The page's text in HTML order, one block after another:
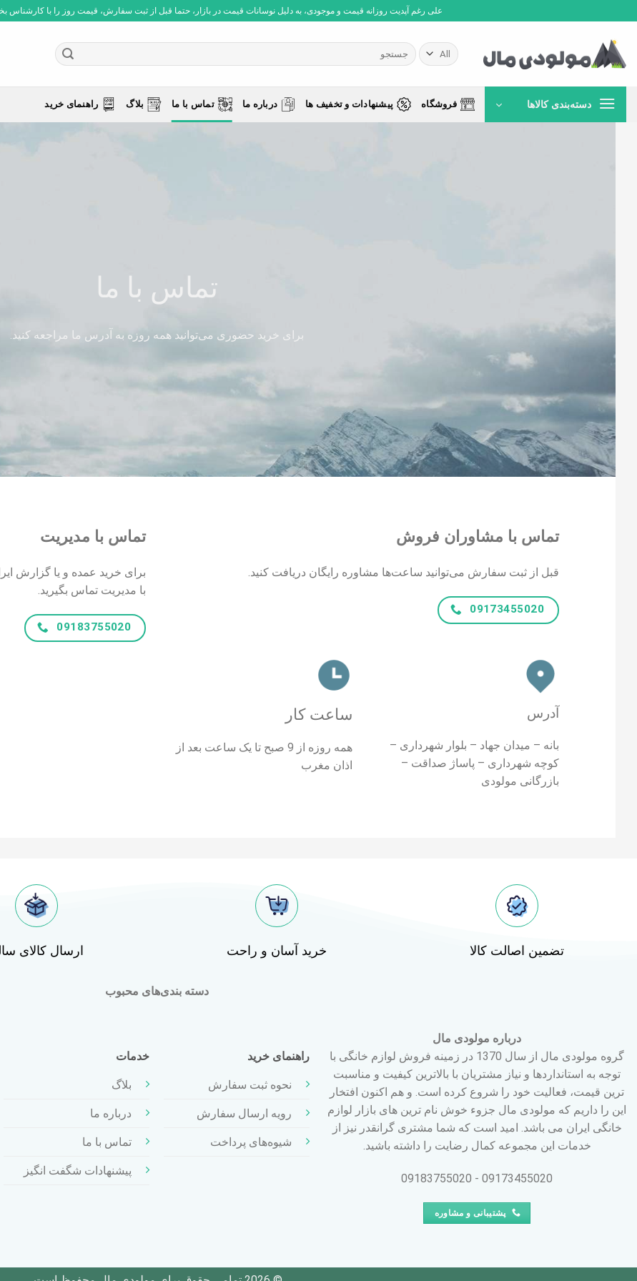
to
content
علی رغم آپدیت روزانه قیمت و موجودی، به دلیل نوسانات قیمت در بازار، حتما قبل از ثبت سفارش، قیمت روز را با کارشناس بخش فروش
جستجو
برای:
دسته‌بندی کالاها فروشگاه پیشنهادات و تخفیف ها درباره ما تماس با ما بلاگ راهنمای خرید
تماس با ما
برای خرید حضوری می‌توانید همه روزه به آدرس ما مراجعه کنید.
تماس با مشاوران فروش
قبل از ثبت سفارش می‌توانید ساعت‌ها مشاوره رایگان دریافت کنید.
09173455020
آدرس
بانه – میدان جهاد – بلوار شهرداری –
کوچه شهرداری – پاساژ صداقت –
بازرگانی مولودی
ساعت کار
همه روزه از 9 صبح تا یک ساعت بعد از
اذان مغرب
تماس با مدیریت
برای خرید عمده و یا گزارش
با مدیریت تماس بگیرید.
09183755020
تضمین اصالت کالا خرید آسان و راحت ارسال کالای
دسته بندی‌های محبوب
درباره مولودی مال
گروه مولودی مال از سال 1370 در زمینه فروش لوازم خانگی با
توجه به استانداردها و نیاز مشتریان با بالاترین کیفیت و مناسبت
ترین قیمت، فعالیت خود را شروع کرده است. و هم اکنون افتخار
این را داریم که مولودی مال جزوء خوش نام ترین های بازار لوازم
خانگی ایران می باشد. امید است که شما مشتری گرانقدر نیز از
خدمات این مجموعه کمال رضایت را داشته باشید.
09173455020 - 09183755020
پشتیبانی و مشاوره
راهنمای خرید
نحوه ثبت سفارش
رویه ارسال سفارش
شیوه‌های پرداخت
خدمات
بلاگ
درباره ما
تماس با ما
پیشنهادات شگفت انگیز